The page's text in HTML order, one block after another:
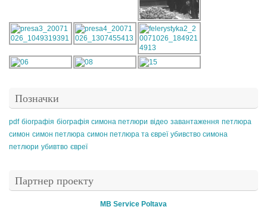
Позначки
pdf біографія біографія симона петлюри відео завантаження петлюра
симон симон петлюра симон петлюра та євреї убивство симона
петлюри убивтво євреї
Партнер проекту
MB Service Poltava